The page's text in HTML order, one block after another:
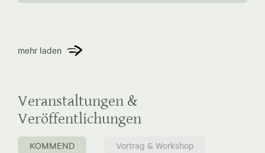
mehr laden
Veranstaltungen &
Veröffentlichungen
KOMMEND
Vortrag & Workshop